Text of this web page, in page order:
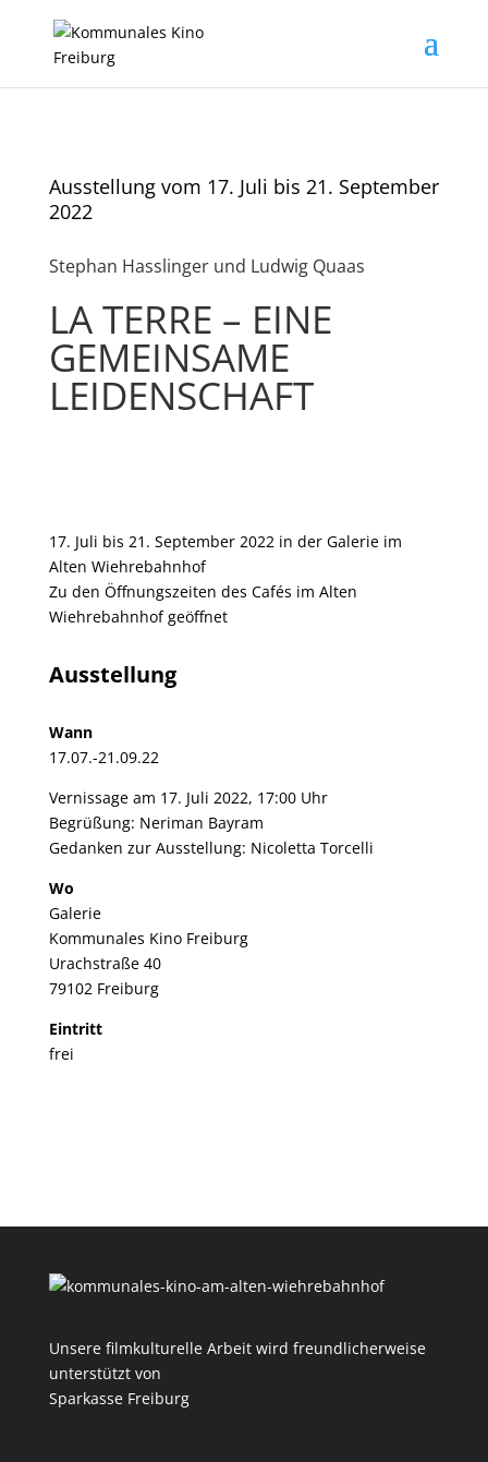
Ausstellung vom 17. Juli bis 21. September
2022
Stephan Hasslinger und Ludwig Quaas
LA TERRE – EINE
GEMEINSAME
LEIDENSCHAFT
17. Juli bis 21. September 2022 in der Galerie im
Alten Wiehrebahnhof
Zu den Öffnungszeiten des Cafés im Alten
Wiehrebahnhof geöffnet
Ausstellung
Wann
17.07.-21.09.22
Vernissage am 17. Juli 2022, 17:00 Uhr
Begrüßung: Neriman Bayram
Gedanken zur Ausstellung: Nicoletta Torcelli
Wo
Galerie
Kommunales Kino Freiburg
Urachstraße 40
79102 Freiburg
Eintritt
frei
Unsere filmkulturelle Arbeit wird freundlicherweise
unterstützt von
Sparkasse Freiburg